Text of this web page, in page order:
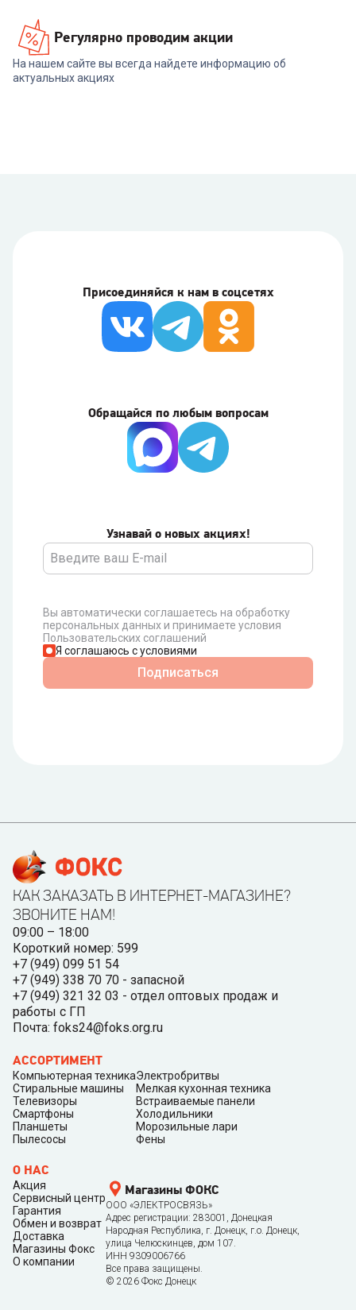
Регулярно проводим акции
На нашем сайте вы всегда найдете информацию об
актуальных акциях
Присоединяйся к нам в соцсетях
Узнавай о новых акциях!
Вы автоматически соглашаетесь на обработку
персональных данных и принимаете условия
Пользовательских соглашений
Я соглашаюсь с условиями
Подписаться
Обращайся по любым вопросам
КАК ЗАКАЗАТЬ В ИНТЕРНЕТ-МАГАЗИНЕ?
ЗВОНИТЕ НАМ!
09:00 – 18:00
Короткий номер: 599
+7 (949) 099 51 54
+7 (949) 338 70 70 - запасной
+7 (949) 321 32 03 - отдел оптовых продаж и
работы с ГП
Почта: foks24@foks.org.ru
АССОРТИМЕНТ
Компьютерная техника
Стиральные машины
Телевизоры
Смартфоны
Планшеты
Пылесосы
Электробритвы
Мелкая кухонная техника
Встраиваемые панели
Холодильники
Морозильные лари
Фены
О НАС
Акция
Сервисный центр
Гарантия
Обмен и возврат
Доставка
Магазины Фокс
О компании
Магазины ФОКС
ООО «ЭЛЕКТРОСВЯЗЬ»
Адрес регистрации: 283001, Донецкая
Народная Республика, г. Донецк, г.о. Донецк,
улица Челюскинцев, дом 107.
ИНН 9309006766
Все права защищены.
© 2026 Фокс Донецк